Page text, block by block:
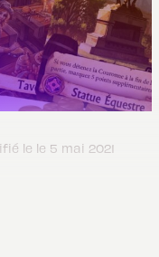
le le 5 mai 2021